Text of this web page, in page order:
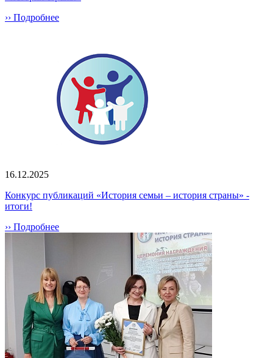
›› Подробнее
16.12.2025
Конкурс публикаций «История семьи – история страны» -
итоги!
›› Подробнее